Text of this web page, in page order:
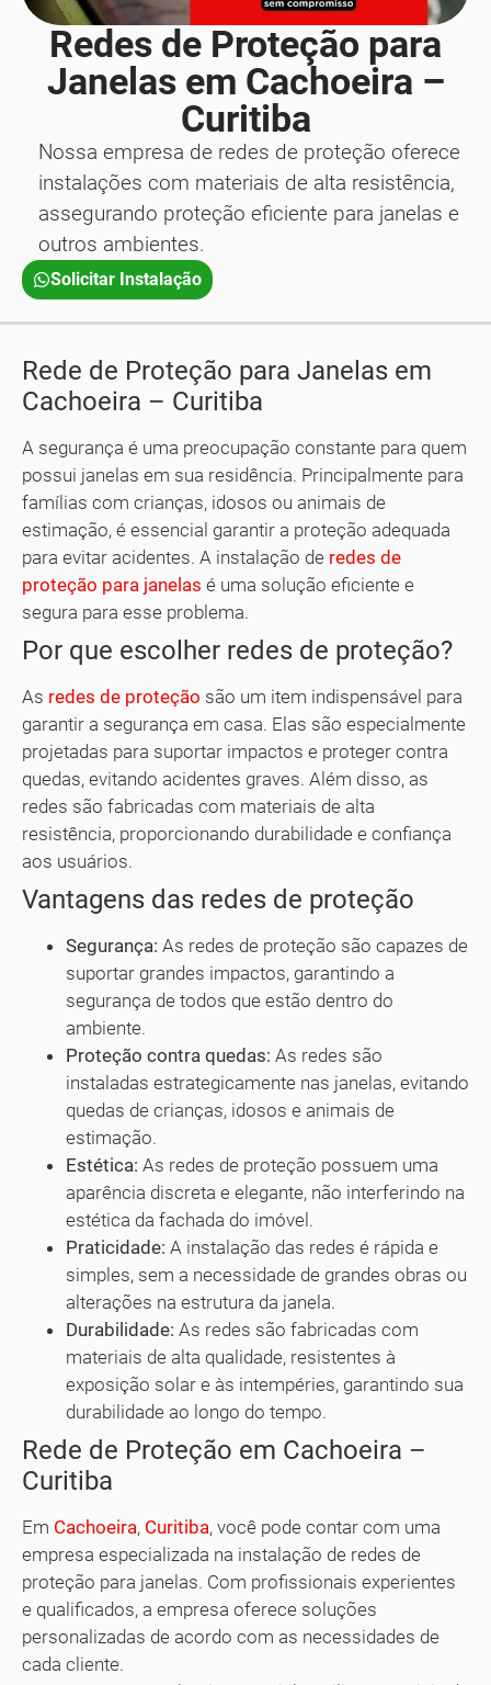
Redes de Proteção para
Janelas em Cachoeira –
Curitiba
Nossa empresa de redes de proteção oferece
instalações com materiais de alta resistência,
assegurando proteção eficiente para janelas e
outros ambientes.
Solicitar Instalação
Rede de Proteção para Janelas em
Cachoeira – Curitiba
A segurança é uma preocupação constante para quem
possui janelas em sua residência. Principalmente para
famílias com crianças, idosos ou animais de
estimação, é essencial garantir a proteção adequada
para evitar acidentes. A instalação de redes de
proteção para janelas é uma solução eficiente e
segura para esse problema.
Por que escolher redes de proteção?
As redes de proteção são um item indispensável para
garantir a segurança em casa. Elas são especialmente
projetadas para suportar impactos e proteger contra
quedas, evitando acidentes graves. Além disso, as
redes são fabricadas com materiais de alta
resistência, proporcionando durabilidade e confiança
aos usuários.
Vantagens das redes de proteção
Segurança: As redes de proteção são capazes de
suportar grandes impactos, garantindo a
segurança de todos que estão dentro do
ambiente.
Proteção contra quedas: As redes são
instaladas estrategicamente nas janelas, evitando
quedas de crianças, idosos e animais de
estimação.
Estética: As redes de proteção possuem uma
aparência discreta e elegante, não interferindo na
estética da fachada do imóvel.
Praticidade: A instalação das redes é rápida e
simples, sem a necessidade de grandes obras ou
alterações na estrutura da janela.
Durabilidade: As redes são fabricadas com
materiais de alta qualidade, resistentes à
exposição solar e às intempéries, garantindo sua
durabilidade ao longo do tempo.
Rede de Proteção em Cachoeira –
Curitiba
Em Cachoeira, Curitiba, você pode contar com uma
empresa especializada na instalação de redes de
proteção para janelas. Com profissionais experientes
e qualificados, a empresa oferece soluções
personalizadas de acordo com as necessidades de
cada cliente.